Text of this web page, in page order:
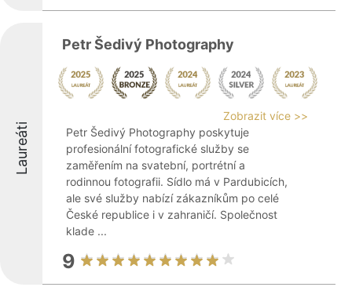
Laureáti
Petr Šedivý Photography
Zobrazit více >>
Petr Šedivý Photography poskytuje
profesionální fotografické služby se
zaměřením na svatební, portrétní a
rodinnou fotografii. Sídlo má v Pardubicích,
ale své služby nabízí zákazníkům po celé
České republice i v zahraničí. Společnost
klade ...
9